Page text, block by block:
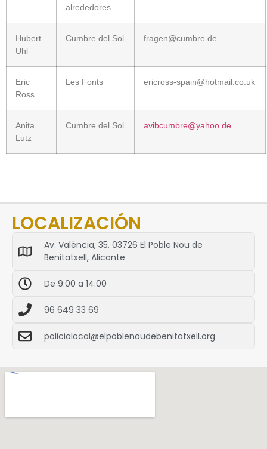
alrededores
Hubert
Uhl
Cumbre del Sol fragen@cumbre.de
Eric
Ross
Les Fonts ericross-spain@hotmail.co.uk
Anita
Lutz
Cumbre del Sol avibcumbre@yahoo.de
LOCALIZACIÓN
Av. València, 35, 03726 El Poble Nou de
Benitatxell, Alicante
De 9:00 a 14:00
96 649 33 69
policialocal@elpoblenoudebenitatxell.org